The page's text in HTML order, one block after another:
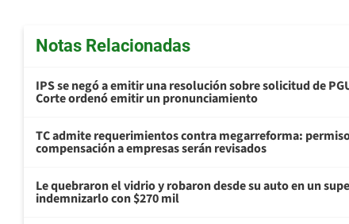
Notas Relacionadas
IPS se negó a emitir una resolución sobre solicitud de
Corte ordenó emitir un pronunciamiento
TC admite requerimientos contra megarreforma:
compensación a empresas serán revisados
Le quebraron el vidrio y robaron desde su auto en un
indemnizarlo con $270 mil